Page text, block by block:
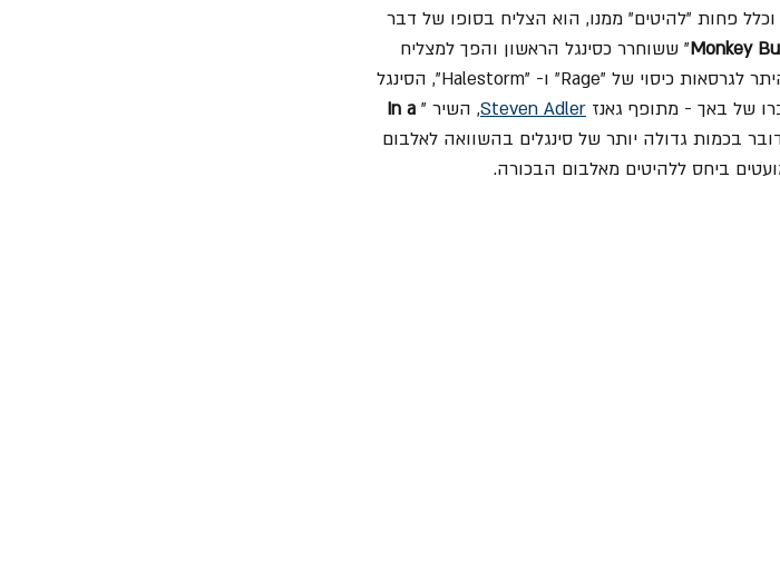
פחות "להיטים" ממנו, הוא הצליח בסופו של דבר
Monkey" ששוחרר כסינגל הראשון והפך למצליח
" האלמותי שזכה בין היתר לגרסאות כיסוי של "Rage" ו- "Halestorm", הסינגל
של באך - מתופף גאנז Steven Adler, השיר " In a
בכמות גדולה יותר של סינגלים בהשוואה לאלבום
ביחס ללהיטים מאלבום הבכורה.